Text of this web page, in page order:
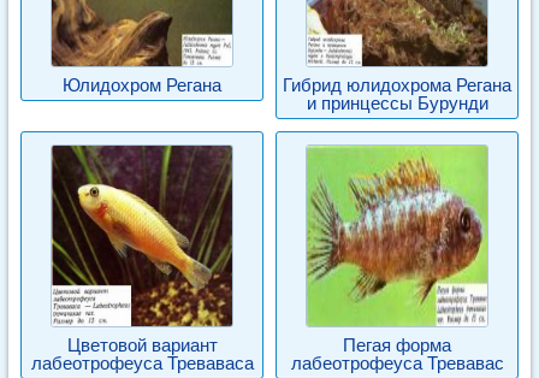
Юлидохром Регана
Гибрид юлидохрома Регана
и принцессы Бурунди
Цветовой вариант
лабеотрофеуса Треваваса
Пегая форма
лабеотрофеуса Тревавас